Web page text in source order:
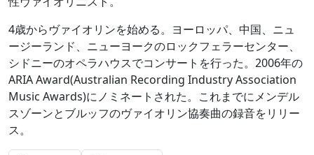
4歳からヴァイオリンを始める。ヨーロッパ、中国、ニュ
ージーランド、ニューヨークのロックフェラーセンター、
シドニーのオペラハウスでコンサートを行った。2006年の
ARIA Award(Australian Recording Industry Association
Music Awards)にノミネートされた。これまでにメンデル
スゾーンとブルッフのヴァイオリン協奏曲の録音をリリー
ス。